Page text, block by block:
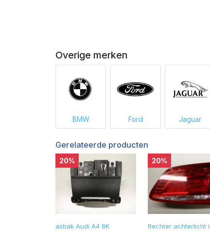
Overige merken
BMW Ford Jaguar
Gerelateerde producten
20%
asbak Audi A4 8K
20%
Rechter achterlicht